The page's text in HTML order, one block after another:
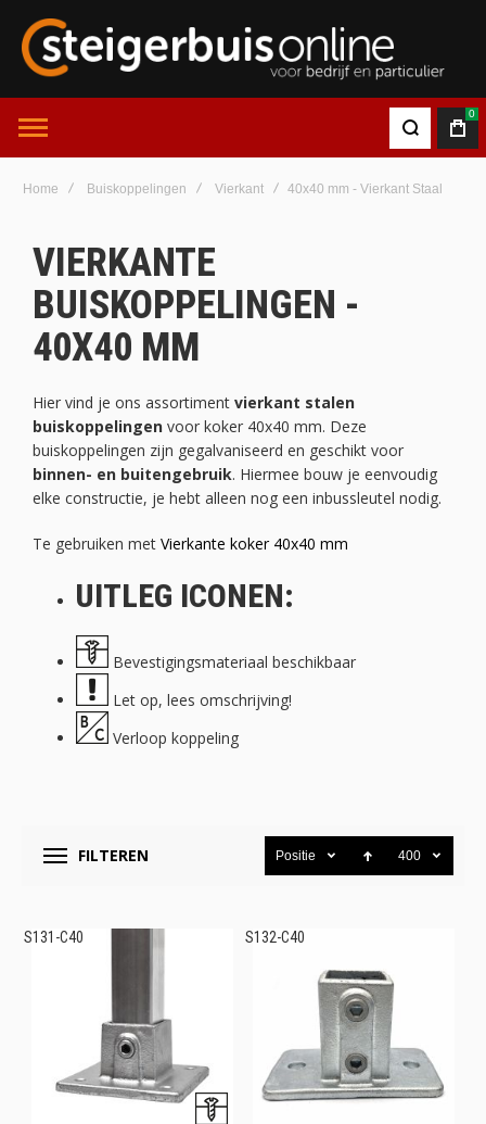
0
Home Buiskoppelingen Vierkant 40x40 mm - Vierkant Staal
VIERKANTE
BUISKOPPELINGEN -
40X40 MM
Hier vind je ons assortiment vierkant stalen
buiskoppelingen voor koker 40x40 mm. Deze
buiskoppelingen zijn gegalvaniseerd en geschikt voor
binnen- en buitengebruik. Hiermee bouw je eenvoudig
elke constructie, je hebt alleen nog een inbussleutel nodig.
Te gebruiken met Vierkante koker 40x40 mm
UITLEG ICONEN:
Bevestigingsmateriaal beschikbaar
Let op, lees omschrijving!
Verloop koppeling
FILTEREN Positie 400
S131-C40 S132-C40